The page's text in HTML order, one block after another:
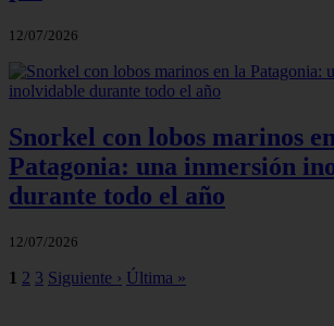
12/07/2026
Snorkel con lobos marinos
Patagonia: una inmersión
durante todo el año
12/07/2026
1 2 3 Siguiente › Última »